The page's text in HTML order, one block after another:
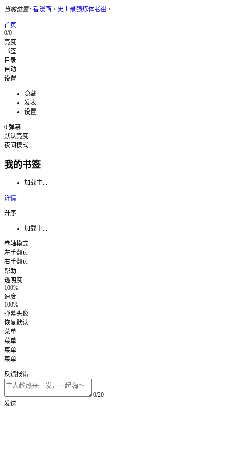
当前位置: 看漫画 > 史上最强炼体老祖 >
首页
0/0
亮度
书签
目录
自动
设置
隐藏
发表
设置
0 弹幕
默认亮度
夜间模式
我的书签
加载中...
详情
升序
加载中...
卷轴模式
左手翻页
右手翻页
帮助
透明度
100%
速度
100%
弹幕头像
恢复默认
菜单
菜单
菜单
菜单
反馈报错
0/20
发送